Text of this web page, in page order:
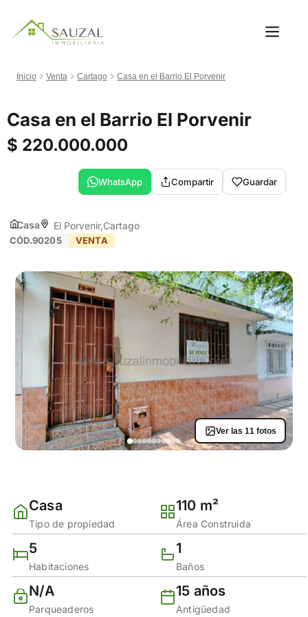
Inicio Venta Cartago Casa en el Barrio El Porvenir
Casa en el Barrio El Porvenir
$ 220.000.000
WhatsApp Compartir Guardar
Casa El Porvenir Cartago
CÓD.90205 VENTA
Ver las 11 fotos
Casa
Tipo de propiedad
110 m²
Área Construida
5
Habitaciones
1
Baños
N/A
Parqueaderos
15 años
Antigüedad